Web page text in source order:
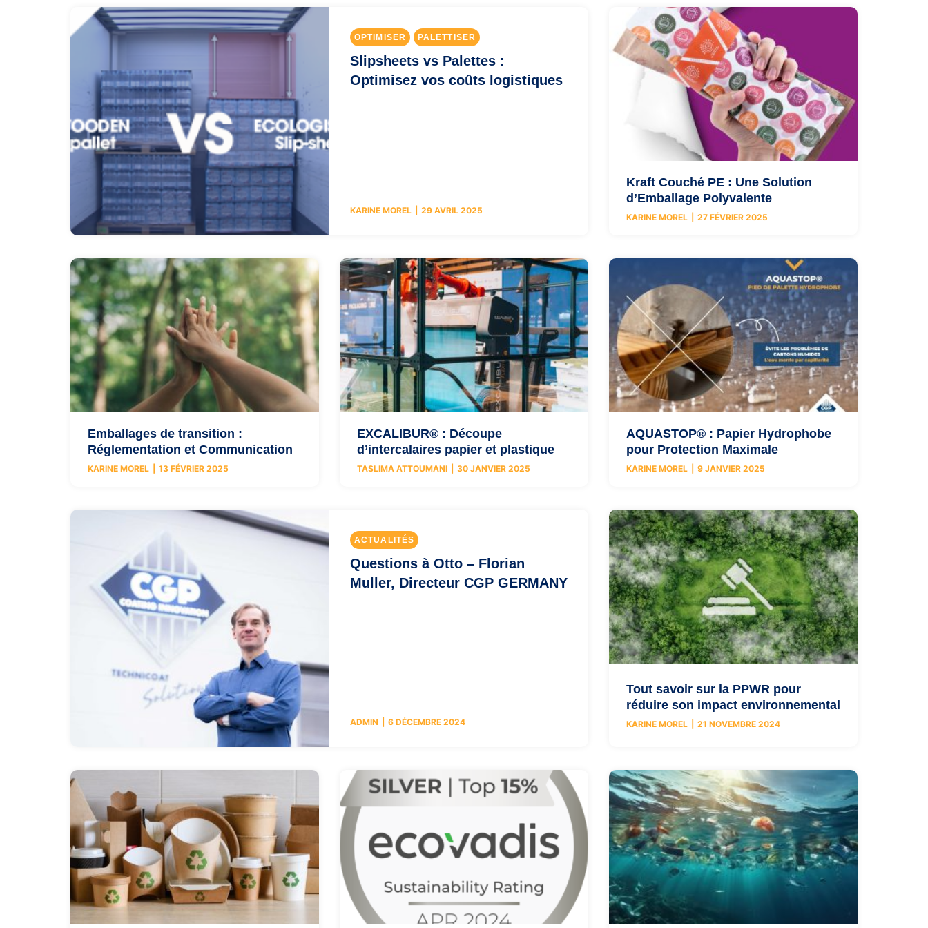
OPTIMISER PALETTISER
Slipsheets vs Palettes :
Optimisez vos coûts logistiques
KARINE MOREL 29 AVRIL 2025
Kraft Couché PE : Une Solution
d’Emballage Polyvalente
KARINE MOREL 27 FÉVRIER 2025
Emballages de transition :
Réglementation et Communication
KARINE MOREL 13 FÉVRIER 2025
EXCALIBUR® : Découpe
d’intercalaires papier et plastique
TASLIMA ATTOUMANI 30 JANVIER 2025
AQUASTOP® : Papier Hydrophobe
pour Protection Maximale
KARINE MOREL 9 JANVIER 2025
ACTUALITÉS
Questions à Otto – Florian
Muller, Directeur CGP GERMANY
ADMIN 6 DÉCEMBRE 2024
Tout savoir sur la PPWR pour
réduire son impact environnemental
KARINE MOREL 21 NOVEMBRE 2024